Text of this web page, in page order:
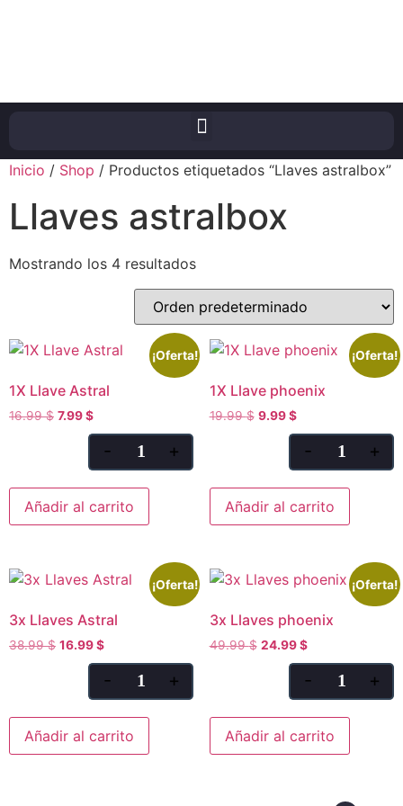
Inicio / Shop / Productos etiquetados “Llaves astralbox”
Llaves astralbox
Mostrando los 4 resultados
¡Oferta!
1X Llave Astral
16.99$ 7.99$
- +
Añadir al carrito
¡Oferta!
1X Llave phoenix
19.99$ 9.99$
- +
Añadir al carrito
¡Oferta!
3x Llaves Astral
38.99$ 16.99$
- +
Añadir al carrito
¡Oferta!
3x Llaves phoenix
49.99$ 24.99$
- +
Añadir al carrito